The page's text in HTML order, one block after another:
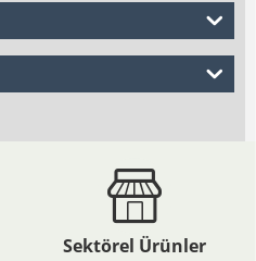
Sektörel Ürünler